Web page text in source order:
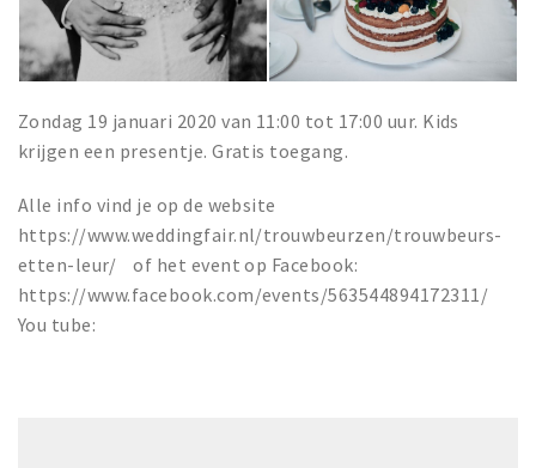
Zondag 19 januari 2020 van 11:00 tot 17:00 uur. Kids
krijgen een presentje. Gratis toegang.
Alle info vind je op de website
https://www.weddingfair.nl/trouwbeurzen/trouwbeurs-
etten-leur/ of het event op Facebook:
https://www.facebook.com/events/563544894172311/
You tube: